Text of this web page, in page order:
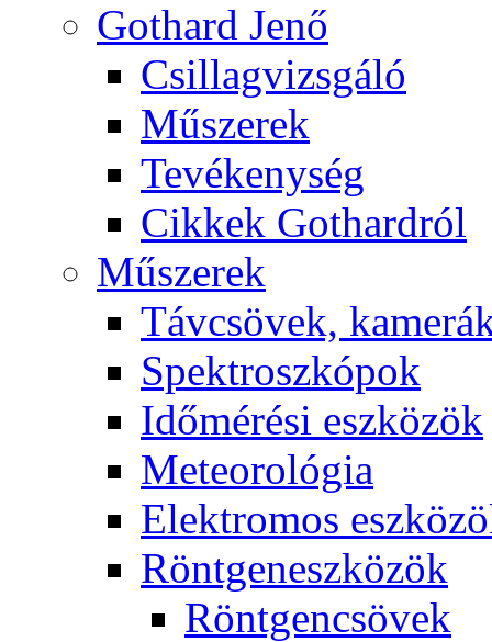
Got­hard Je­nő
Csil­lag­vizs­gá­ló
Mű­sze­rek
Te­vé­keny­ség
Cik­kek Got­hard­ról
Mű­sze­rek
Táv­csö­vek,
Spekt­rosz­kó­pok
Idő­mé­ré­si esz­kö­zök
Me­te­o­ro­ló­gia
Elekt­ro­mos
Rönt­gen­esz­kö­zök
Rönt­gen­csö­vek